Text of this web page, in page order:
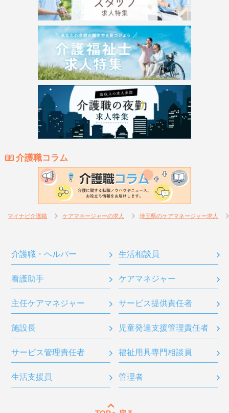
介護職コラム
マイナビ介護職 ケアマネージャーの求人 埼玉県のケアマネージャー求人
介護職・ヘルパー 生活相談員
看護助手 ケアマネジャー
主任ケアマネジャー サービス提供責任者
施設長 児童発達支援管理責任者
サービス管理責任者 福祉用具専門相談員
生活支援員 管理者